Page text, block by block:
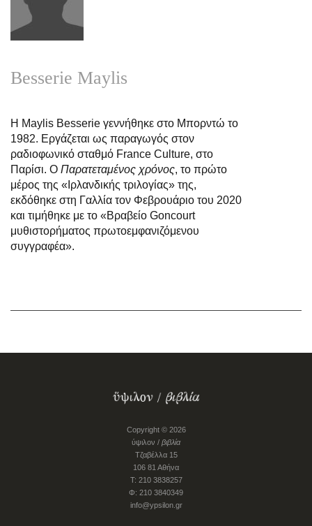
Besserie Maylis
Η Maylis Besserie γεννήθηκε στο Μπορντώ το
1982. Εργάζεται ως παραγωγός στον
ραδιοφωνικό σταθμό France Culture, στο
Παρίσι. Ο Παρατεταμένος χρόνος, το πρώτο
μέρος της «Ιρλανδικής τριλογίας» της,
εκδόθηκε στη Γαλλία τον Φεβρουάριο του 2020
και τιμήθηκε με το «Βραβείο Goncourt
μυθιστορήματος πρωτοεμφανιζόμενου
συγγραφέα».
Copyright © 2026
ύψιλον / βιβλία
Τζαβέλλα 15
106 81 Αθήνα
Τ: 210 3838257
Φ: 210 3840349
info@ypsilon.gr